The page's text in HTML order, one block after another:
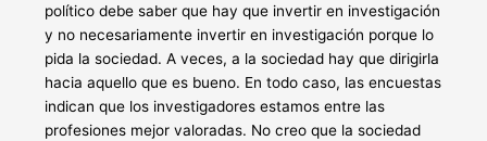
político debe saber que hay que invertir en investigación
y no necesariamente invertir en investigación porque lo
pida la sociedad. A veces, a la sociedad hay que dirigirla
hacia aquello que es bueno. En todo caso, las encuestas
indican que los investigadores estamos entre las
profesiones mejor valoradas. No creo que la sociedad